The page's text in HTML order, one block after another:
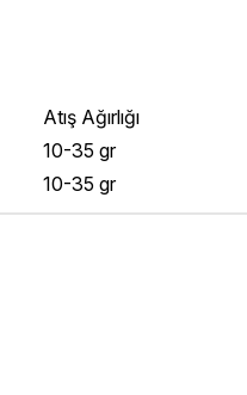
Atış Ağırlığı
10-35 gr
10-35 gr